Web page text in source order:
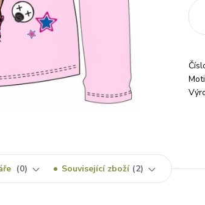
0 Související zboží 2